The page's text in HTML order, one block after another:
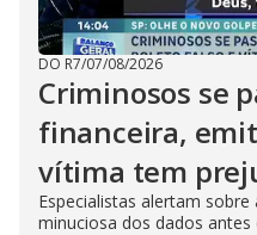
DO R7/07/08/2026
Criminosos se
financeira,
vítima tem
Especialistas alertam
minuciosa dos dados